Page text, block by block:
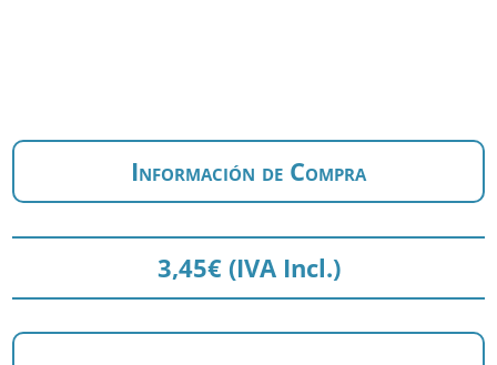
Información de Compra
3,45€ (IVA Incl.)